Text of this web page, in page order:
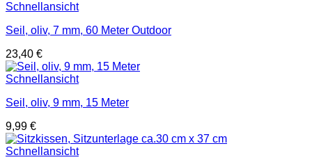
Schnellansicht
Seil, oliv, 7 mm, 60 Meter Outdoor
23,40 €
Schnellansicht
Seil, oliv, 9 mm, 15 Meter
9,99 €
Schnellansicht